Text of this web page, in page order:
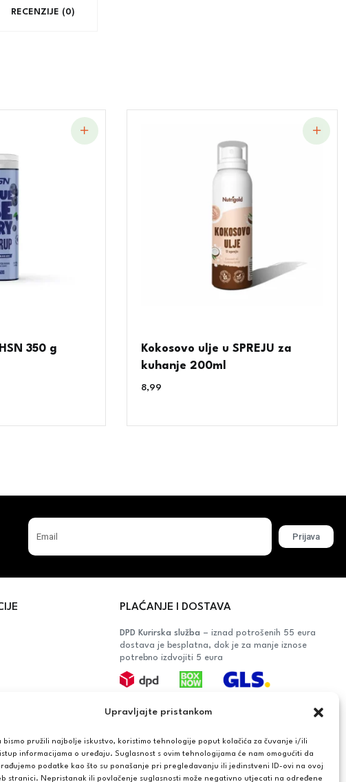
Upravljajte pristankom
bismo pružili najbolje iskustvo, koristimo tehnologije poput kolačića za čuvanje i/ili
informacijama o uređaju. Suglasnost s ovim tehnologijama će nam omogućiti da
podatke kao što su ponašanje pri pregledavanju ili jedinstveni ID-ovi na ovoj
stranici. Nepristanak ili povlačenje suglasnosti može negativno utjecati na određene
RECENZIJE (0)
350 g
Kokosovo ulje u SPREJU za
kuhanje 200ml
8,99
Prijava
POTROŠAČA
PLAĆANJE I DOSTAVA
DPD Kurirska služba – iznad potrošenih 55 eura
dostava je besplatna, dok je za manje iznose
potrebno izdvojiti 5 eura
Bankovna transakcija, plaćanje prilikom